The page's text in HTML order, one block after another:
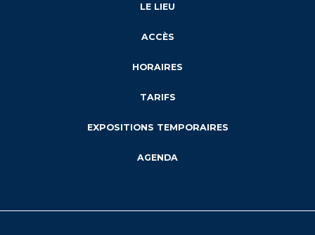
LE LIEU
ACCÈS
HORAIRES
TARIFS
EXPOSITIONS TEMPORAIRES
AGENDA